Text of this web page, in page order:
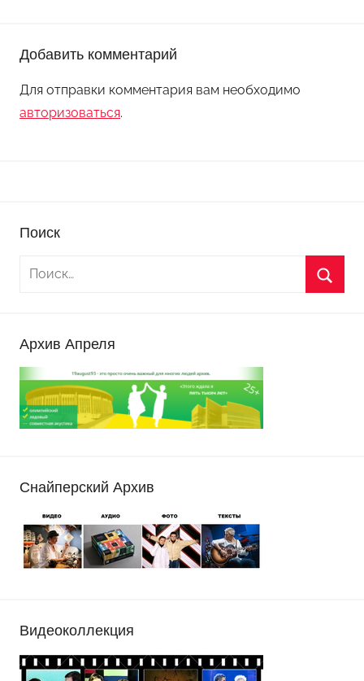
Добавить комментарий
Для отправки комментария вам необходимо
авторизоваться.
Поиск
Архив Апреля
Снайперский Архив
Видеоколлекция